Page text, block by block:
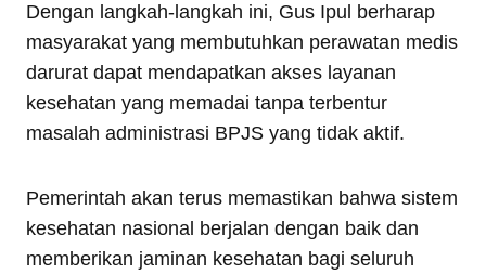
Dengan langkah-langkah ini, Gus Ipul berharap
masyarakat yang membutuhkan perawatan medis
darurat dapat mendapatkan akses layanan
kesehatan yang memadai tanpa terbentur
masalah administrasi BPJS yang tidak aktif.
Pemerintah akan terus memastikan bahwa sistem
kesehatan nasional berjalan dengan baik dan
memberikan jaminan kesehatan bagi seluruh